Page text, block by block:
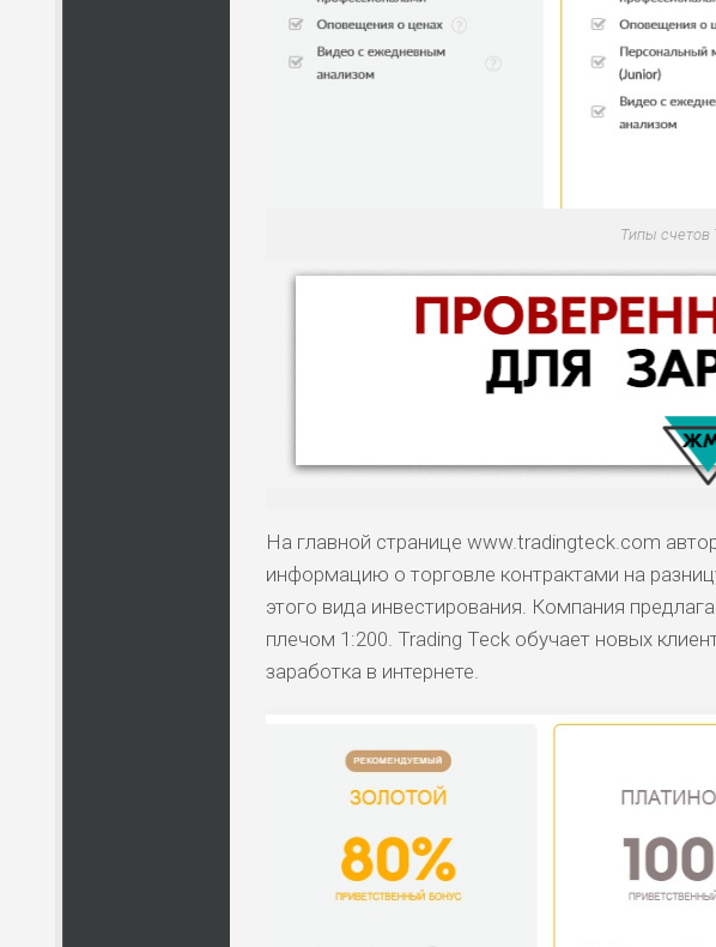
Типы счетов
НАЗВАНИЕ КОМУ ПОДОЙДЕТ
На главной странице www.tradingteck.com
информацию о торговле контрактами на
этого вида инвестирования. Компания
плечом 1:200. Trading Teck обучает новых
заработка в интернете.